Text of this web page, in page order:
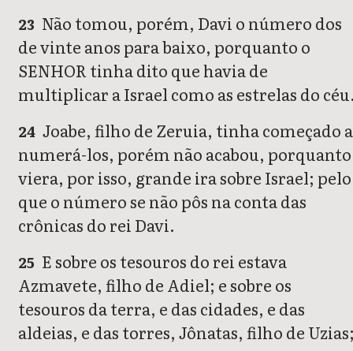
23 Não tomou, porém, Davi o número dos
de vinte anos para baixo, porquanto o
SENHOR tinha dito que havia de
multiplicar a Israel como as estrelas do
24 Joabe, filho de Zeruia, tinha começado a
numerá-los, porém não acabou, porquanto
viera, por isso, grande ira sobre Israel; pelo
que o número se não pôs na conta das
crônicas do rei Davi.
25 E sobre os tesouros do rei estava
Azmavete, filho de Adiel; e sobre os
tesouros da terra, e das cidades, e das
aldeias, e das torres, Jônatas, filho de